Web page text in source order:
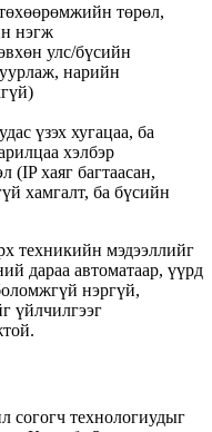
төрөл,
нэгж
улс/бүсийн
нарийн
үзэх хугацаа, ба
хэлбэр
(IP хаяг багтаасан,
хамгалт, ба бүсийн
техникийн мэдээллийг
дараа автоматаар, үүрд
нэргүй,
үйлчилгээг
согогч технологиудыг